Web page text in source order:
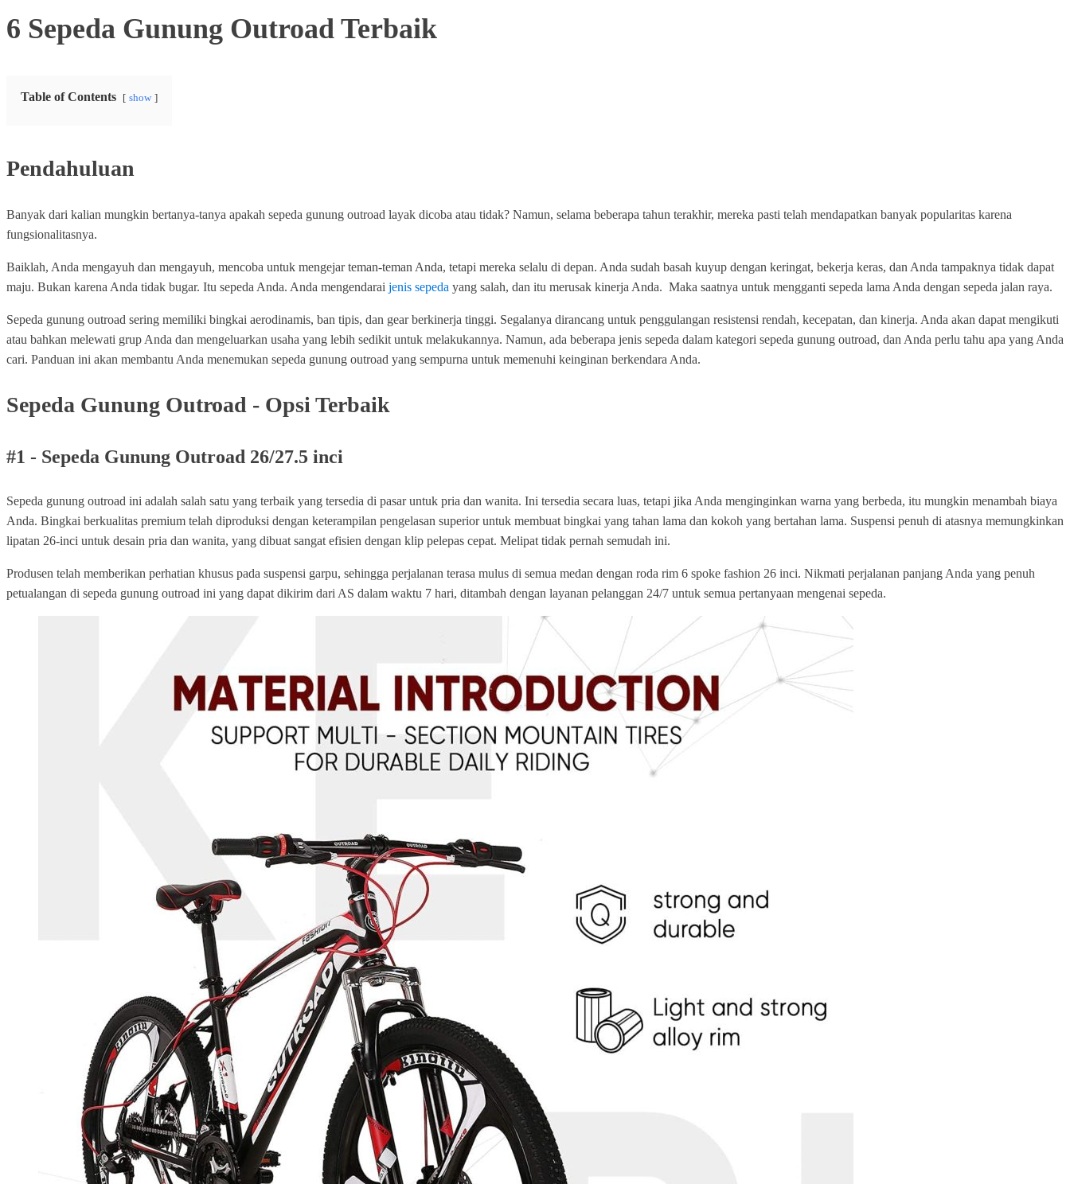
6 Sepeda Gunung Outroad Terbaik
Table of Contents show
Pendahuluan
Banyak dari kalian mungkin bertanya-tanya apakah sepeda gunung outroad layak dicoba atau tidak? Namun, selama beberapa tahun terakhir, mereka pasti telah mendapatkan banyak popularitas karena
fungsionalitasnya.
Baiklah, Anda mengayuh dan mengayuh, mencoba untuk mengejar teman-teman Anda, tetapi mereka selalu di depan. Anda sudah basah kuyup dengan keringat, bekerja keras, dan Anda tampaknya tidak dapat
maju. Bukan karena Anda tidak bugar. Itu sepeda Anda. Anda mengendarai jenis sepeda yang salah, dan itu merusak kinerja Anda. Maka saatnya untuk mengganti sepeda lama Anda dengan sepeda jalan raya.
Sepeda gunung outroad sering memiliki bingkai aerodinamis, ban tipis, dan gear berkinerja tinggi. Segalanya dirancang untuk penggulangan resistensi rendah, kecepatan, dan kinerja. Anda akan dapat mengikuti
atau bahkan melewati grup Anda dan mengeluarkan usaha yang lebih sedikit untuk melakukannya. Namun, ada beberapa jenis sepeda dalam kategori sepeda gunung outroad, dan Anda perlu tahu apa yang Anda
cari. Panduan ini akan membantu Anda menemukan sepeda gunung outroad yang sempurna untuk memenuhi keinginan berkendara Anda.
Sepeda Gunung Outroad - Opsi Terbaik
#1 - Sepeda Gunung Outroad 26/27.5 inci
Sepeda gunung outroad ini adalah salah satu yang terbaik yang tersedia di pasar untuk pria dan wanita. Ini tersedia secara luas, tetapi jika Anda menginginkan warna yang berbeda, itu mungkin menambah biaya
Anda. Bingkai berkualitas premium telah diproduksi dengan keterampilan pengelasan superior untuk membuat bingkai yang tahan lama dan kokoh yang bertahan lama. Suspensi penuh di atasnya memungkinkan
lipatan 26-inci untuk desain pria dan wanita, yang dibuat sangat efisien dengan klip pelepas cepat. Melipat tidak pernah semudah ini.
Produsen telah memberikan perhatian khusus pada suspensi garpu, sehingga perjalanan terasa mulus di semua medan dengan roda rim 6 spoke fashion 26 inci. Nikmati perjalanan panjang Anda yang penuh
petualangan di sepeda gunung outroad ini yang dapat dikirim dari AS dalam waktu 7 hari, ditambah dengan layanan pelanggan 24/7 untuk semua pertanyaan mengenai sepeda.